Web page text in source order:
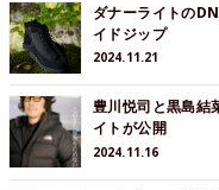
ダナーライトの
イドジップ
2024.11.21
豊川悦司と黒島結
イトが公開
2024.11.16